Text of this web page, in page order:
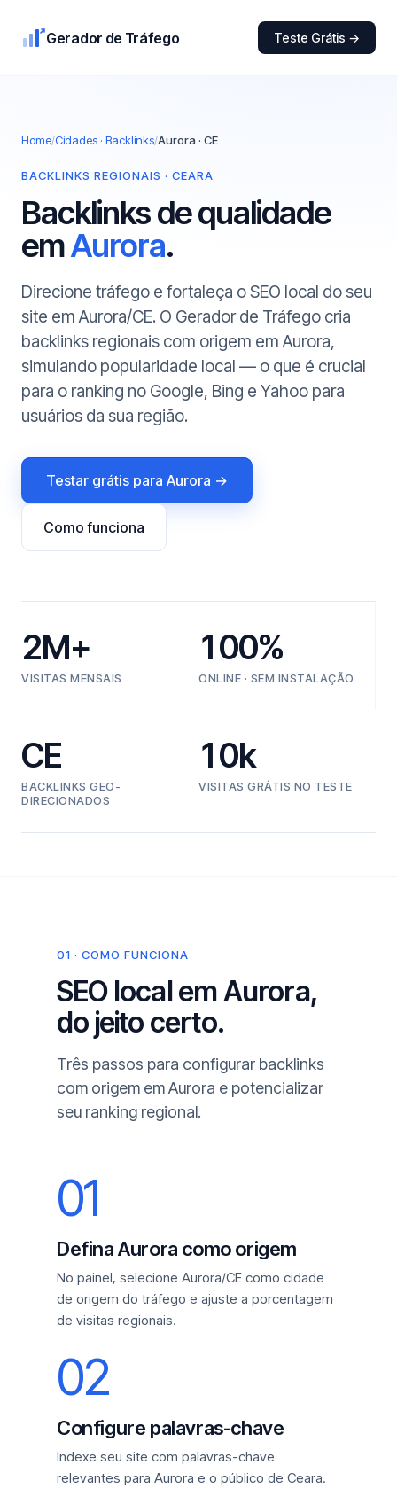
Gerador de Tráfego Teste Grátis →
Home/Cidades · Backlinks/Aurora · CE
BACKLINKS REGIONAIS · CEARA
Backlinks de qualidade
emAurora.
Direcione tráfego e fortaleça o SEO local do seu
site em Aurora/CE. O Gerador de Tráfego cria
backlinks regionais com origem em Aurora,
simulando popularidade local — o que é crucial
para o ranking no Google, Bing e Yahoo para
usuários da sua região.
Testar grátis para Aurora →
Como funciona
2M+
VISITAS MENSAIS
100%
ONLINE · SEM INSTALAÇÃO
CE
BACKLINKS GEO-
DIRECIONADOS
10k
VISITAS GRÁTIS NO TESTE
01 · COMO FUNCIONA
SEO local em Aurora,
do jeito certo.
Três passos para configurar backlinks
com origem em Aurora e potencializar
seu ranking regional.
01
Defina Aurora como origem
No painel, selecione Aurora/CE como cidade
de origem do tráfego e ajuste a porcentagem
de visitas regionais.
02
Configure palavras-chave
Indexe seu site com palavras-chave
relevantes para Aurora e o público de Ceara.